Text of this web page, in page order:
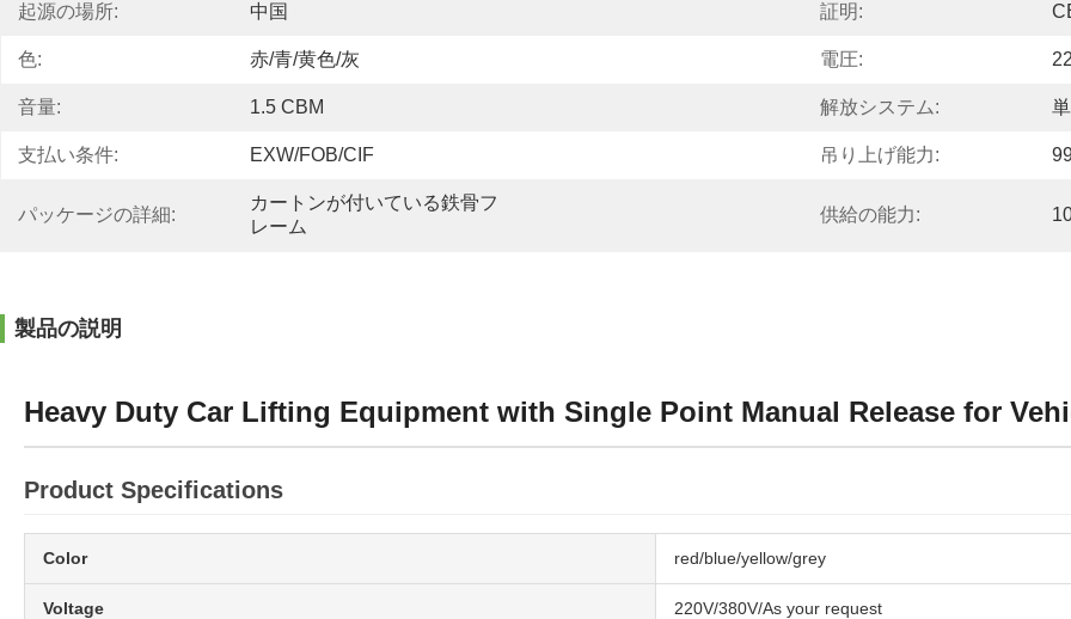
起源の場所: 中国 証明:
色: 赤/青/黄色/灰 電圧:
音量: 1.5 CBM 解放システム:
支払い条件: EXW/FOB/CIF 吊り上げ能力:
パッケージの詳細:
カートンが付いている鉄骨フ
レーム
供給の能力:
製品の説明
Heavy Duty Car Lifting Equipment with Single Point Manual Release for
Product Specifications
Color red/blue/yellow/grey
Voltage 220V/380V/As your request